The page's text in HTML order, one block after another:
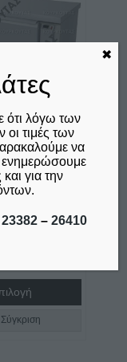
ΧΩΡΙΣ
€1.200,00Price
through
ο
Σύγκριση
ότι λόγω των
τιμές των
να
ενημερώσουμε
για την
– 26410
✖